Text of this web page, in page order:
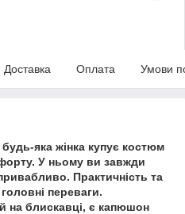
Доставка Оплата Умови
яка жінка купує костюм
У ньому ви завжди
Практичність та
переваги.
на блискавці, є капюшон